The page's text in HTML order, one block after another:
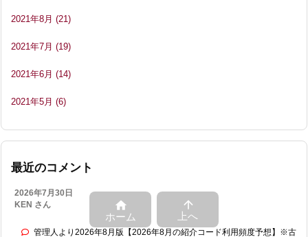
2021年8月 (21)
2021年7月 (19)
2021年6月 (14)
2021年5月 (6)
最近のコメント
2026年7月30日
KEN さん
管理人より2026年8月版【2026年8月の紹介コード利用頻度予想】※古

ホーム

上へ